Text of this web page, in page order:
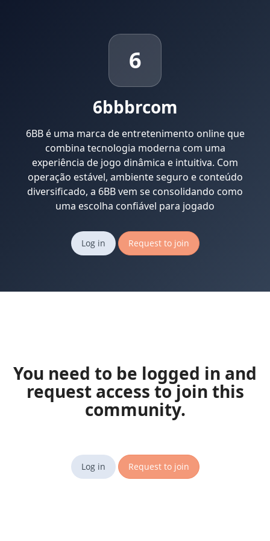
6
6bbbrcom
6BB é uma marca de entretenimento online que
combina tecnologia moderna com uma
experiência de jogo dinâmica e intuitiva. Com
operação estável, ambiente seguro e conteúdo
diversificado, a 6BB vem se consolidando como
uma escolha confiável para jogado
Log in Request to join
You need to be logged in and
request access to join this
community.
Log in Request to join